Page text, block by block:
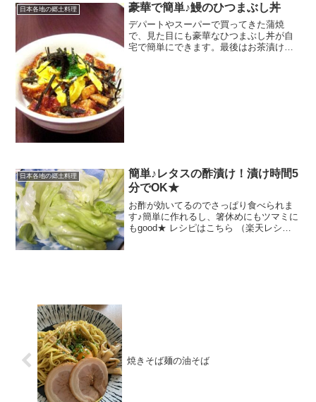
日本各地の郷土料理 豪華で簡単♪鰻のひつまぶし丼
デパートやスーパーで買ってきた蒲焼
で、見た目にも豪華なひつまぶし丼が自
宅で簡単にできます。最後はお茶漬けに
日本各地の郷土料理
簡単♪レタスの酢漬け！漬け時間5
分でOK★
お酢が効いてるのでさっぱり食べられま
す♪簡単に作れるし、箸休めにもツマミに
もgood★ レシピはこちら （楽天レシ
焼きそば麺の油そば